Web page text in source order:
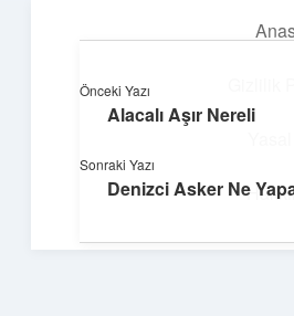
Pratik Çözüm
Hayatını kolaylaştıran
Önceki Yazı
Alacalı Aşır Nereli
Sonraki Yazı
Denizci Asker Ne